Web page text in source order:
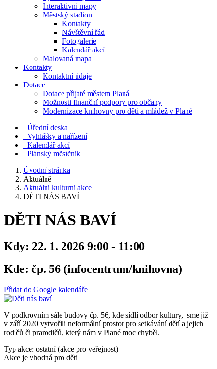
Interaktivní mapy
Městský stadion
Kontakty
Návštěvní řád
Fotogalerie
Kalendář akcí
Malovaná mapa
Kontakty
Kontaktní údaje
Dotace
Dotace přijaté městem Planá
Možnosti finanční podpory pro občany
Modernizace knihovny pro děti a mládež v Plané
Úřední deska
Vyhlášky a nařízení
Kalendář akcí
Plánský měsíčník
Úvodní stránka
Aktuálně
Aktuální kulturní akce
DĚTI NÁS BAVÍ
DĚTI NÁS BAVÍ
Kdy: 22. 1. 2026 9:00 - 11:00
Kde: čp. 56 (infocentrum/knihovna)
Přidat do Google kalendáře
V podkrovním sále budovy čp. 56, kde sídlí odbor kultury, jsme již
v září 2020 vytvořili neformální prostor pro setkávání dětí a jejich
rodičů či prarodičů, který nám v Plané moc chyběl.
Typ akce: ostatní (akce pro veřejnost)
Akce je vhodná pro děti